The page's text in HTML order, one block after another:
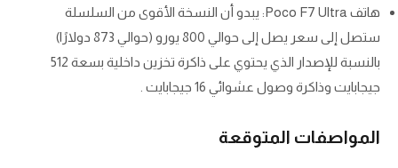
هاتف Poco F7 Ultra: يبدو أن النسخة الأقوى من السلسلة
ستصل إلى سعر يصل إلى حوالي 800 يورو (حوالي 873 دولارًا)
بالنسبة للإصدار الذي يحتوي على ذاكرة تخزين داخلية بسعة 512
جيجابايت وذاكرة وصول عشوائي 16 جيجابايت .
المواصفات المتوقعة